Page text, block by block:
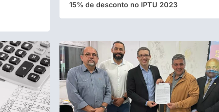
15% de desconto no IPTU 2023